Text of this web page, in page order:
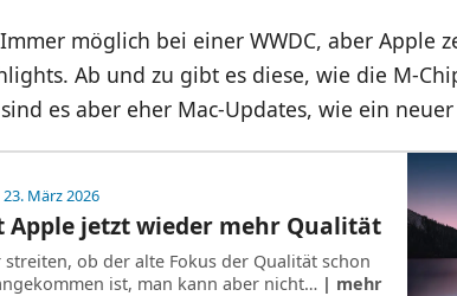
möglich bei einer WWDC, aber Apple
Ab und zu gibt es diese, wie die M-
es aber eher Mac-Updates, wie ein
23. März 2026
Apple jetzt wieder mehr Qualität
ob der alte Fokus der Qualität schon
ist, man kann aber nicht… | mehr